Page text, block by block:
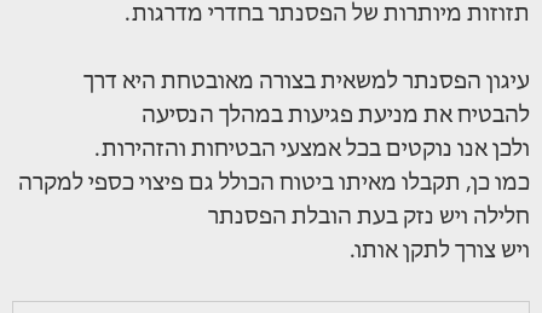
תזוזות מיותרות של הפסנתר בחדרי מדרגות.
עיגון הפסנתר למשאית בצורה מאובטחת היא דרך
להבטיח את מניעת פגיעות במהלך הנסיעה
ולכן אנו נוקטים בכל אמצעי הבטיחות והזהירות.
כמו כן, תקבלו מאיתו ביטוח הכולל גם פיצוי כספי למקרה
חלילה ויש נזק בעת הובלת הפסנתר
ויש צורך לתקן אותו.